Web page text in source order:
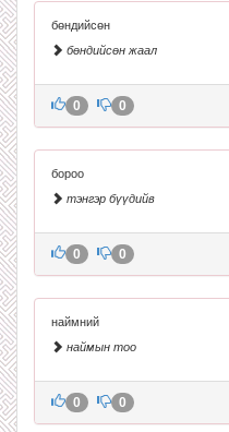
бөндийсөн
бөндийсөн жаал
0 0
бороо
тэнгэр бүүдийв
0 0
наймний
наймын тоо
0 0